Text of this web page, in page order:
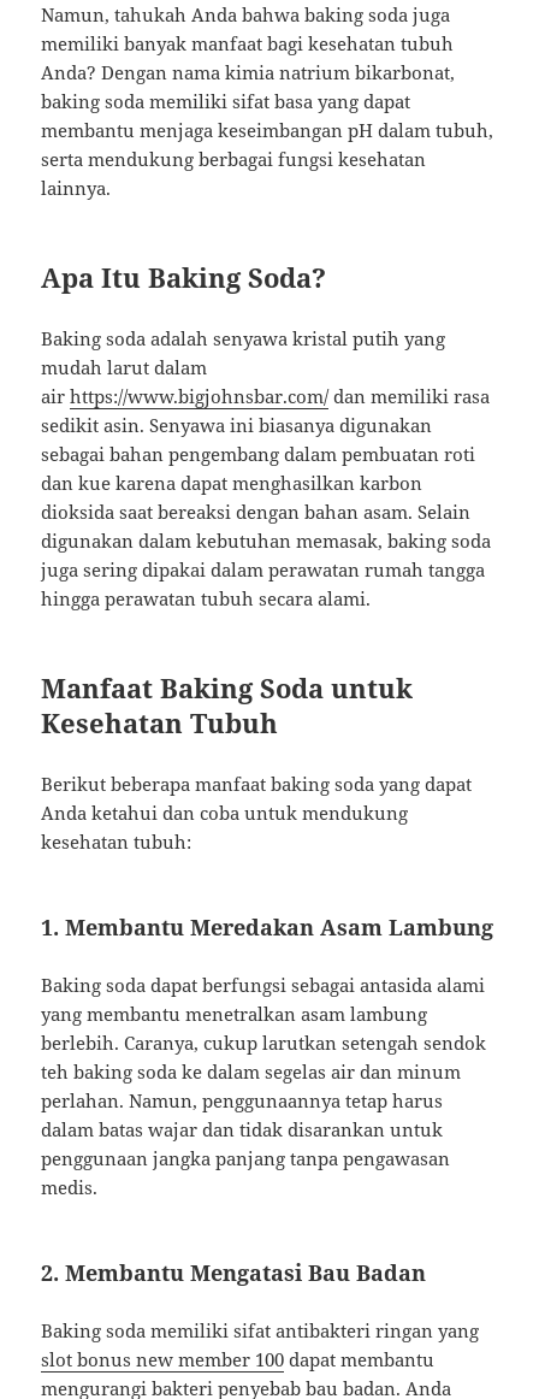
Namun, tahukah Anda bahwa baking soda juga
memiliki banyak manfaat bagi kesehatan tubuh
Anda? Dengan nama kimia natrium bikarbonat,
baking soda memiliki sifat basa yang dapat
membantu menjaga keseimbangan pH dalam tubuh,
serta mendukung berbagai fungsi kesehatan
lainnya.
Apa Itu Baking Soda?
Baking soda adalah senyawa kristal putih yang
mudah larut dalam
airhttps://www.bigjohnsbar.com/dan memiliki rasa
sedikit asin. Senyawa ini biasanya digunakan
sebagai bahan pengembang dalam pembuatan roti
dan kue karena dapat menghasilkan karbon
dioksida saat bereaksi dengan bahan asam. Selain
digunakan dalam kebutuhan memasak, baking soda
juga sering dipakai dalam perawatan rumah tangga
hingga perawatan tubuh secara alami.
Manfaat Baking Soda untuk
Kesehatan Tubuh
Berikut beberapa manfaat baking soda yang dapat
Anda ketahui dan coba untuk mendukung
kesehatan tubuh:
1. Membantu Meredakan Asam Lambung
Baking soda dapat berfungsi sebagai antasida alami
yang membantu menetralkan asam lambung
berlebih. Caranya, cukup larutkan setengah sendok
teh baking soda ke dalam segelas air dan minum
perlahan. Namun, penggunaannya tetap harus
dalam batas wajar dan tidak disarankan untuk
penggunaan jangka panjang tanpa pengawasan
medis.
2. Membantu Mengatasi Bau Badan
Baking soda memiliki sifat antibakteri ringan yang
slot bonus new member 100 dapat membantu
mengurangi bakteri penyebab bau badan. Anda